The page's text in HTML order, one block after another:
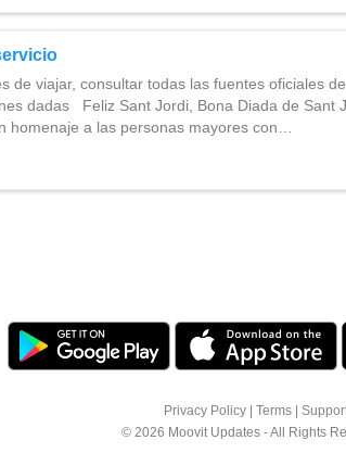
de viajar, consultar todas las fuentes oficiales
dadas Feliz Sant Jordi, Bona Diada de Sant
homenaje a las personas mayores con…
Privacy Policy Terms
© 2026 Moovit Updates - All Rights